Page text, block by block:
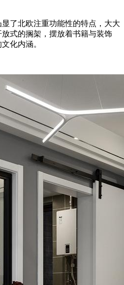
了北欧注重功能性的特点，大大
式的搁架，摆放着书籍与装饰
化内涵。